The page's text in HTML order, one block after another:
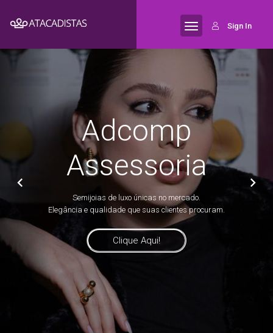
Sign In
Adcomp
Assessoria
Semijoias de luxo únicas no mercado.
Elegância e qualidade que suas clientes procuram.
Clique Aqui!